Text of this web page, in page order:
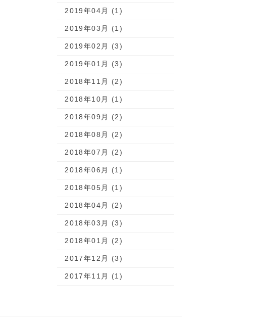
2019年04月 (1)
2019年03月 (1)
2019年02月 (3)
2019年01月 (3)
2018年11月 (2)
2018年10月 (1)
2018年09月 (2)
2018年08月 (2)
2018年07月 (2)
2018年06月 (1)
2018年05月 (1)
2018年04月 (2)
2018年03月 (3)
2018年01月 (2)
2017年12月 (3)
2017年11月 (1)